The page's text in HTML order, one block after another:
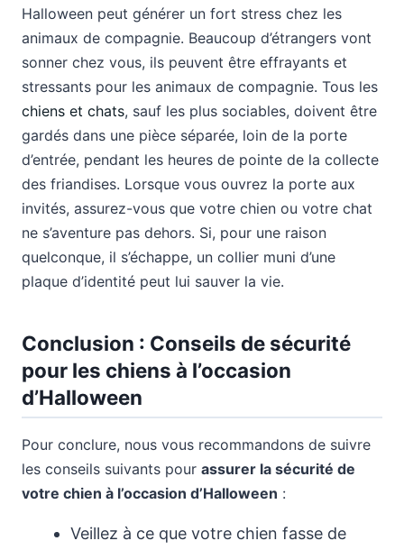
Halloween peut générer un fort stress chez les
animaux de compagnie. Beaucoup d’étrangers vont
sonner chez vous, ils peuvent être effrayants et
stressants pour les animaux de compagnie. Tous les
chiens et chats, sauf les plus sociables, doivent être
gardés dans une pièce séparée, loin de la porte
d’entrée, pendant les heures de pointe de la collecte
des friandises. Lorsque vous ouvrez la porte aux
invités, assurez-vous que votre chien ou votre chat
ne s’aventure pas dehors. Si, pour une raison
quelconque, il s’échappe, un collier muni d’une
plaque d’identité peut lui sauver la vie.
Conclusion : Conseils de sécurité
pour les chiens à l’occasion
d’Halloween
Pour conclure, nous vous recommandons de suivre
les conseils suivants pour assurer la sécurité de
votre chien à l’occasion d’Halloween :
Veillez à ce que votre chien fasse de